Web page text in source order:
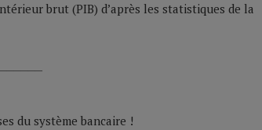
brut (PIB) d’après les statistiques de la
du système bancaire !